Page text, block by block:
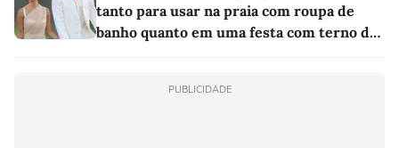
tanto para usar na praia com roupa de
banho quanto em uma festa com terno de
PUBLICIDADE